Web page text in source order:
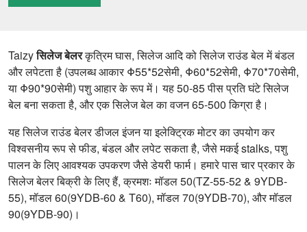
Taizyसिलेज बेलरकृत्रिम घास, सिलेज आदि को सिलेज राउंड बेल में बंडल
और लपेटता है (उपलब्ध आकार Φ55*52सेमी, Φ60*52सेमी, Φ70*70सेमी,
या Φ90*90सेमी) पशु आहार के रूप में। यह 50-85 पीस प्रति घंटे सिलेज
बेल बना सकता है, और एक सिलेज बेल का वजन 65-500 किग्रा है।
यह सिलेज राउंड बेलर डीजल इंजन या इलेक्ट्रिक मोटर का उपयोग कर
विश्वसनीय रूप से फीड, बंडल और लपेट सकता है, जैसे मकई stalks, पशु
पालन के लिए आवश्यक उपकरण जैसे डेयरी फार्म। हमारे पास चार प्रकार के
सिलेज बेलर बिक्री के लिए हैं, क्रमशः मॉडल 50(TZ-55-52 & 9YDB-
55), मॉडल 60(9YDB-60 & T60), मॉडल 70(9YDB-70), और मॉडल
90(9YDB-90)।